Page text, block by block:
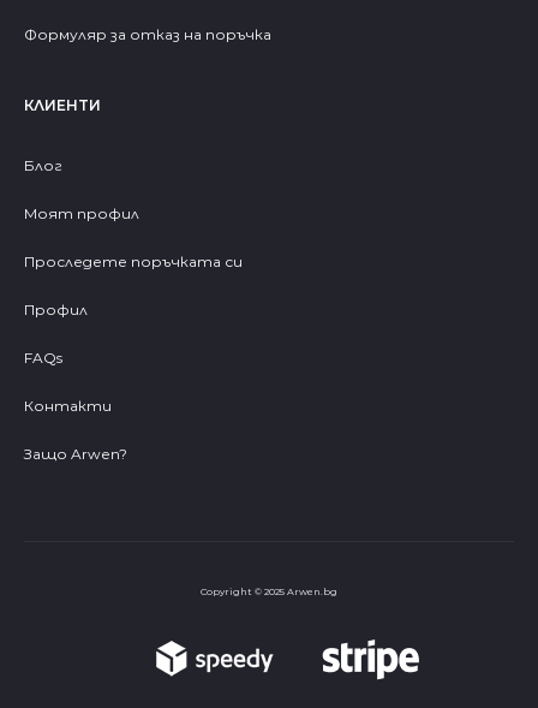
Формуляр за отказ на поръчка
КЛИЕНТИ
Блог
Моят профил
Проследете поръчката си
Профил
FAQs
Контакти
Защо Arwen?
Copyright © 2025 Arwen.bg